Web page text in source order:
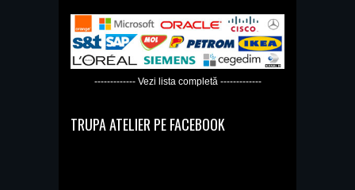
------------- Vezi lista completă -------------
TRUPA ATELIER PE FACEBOOK